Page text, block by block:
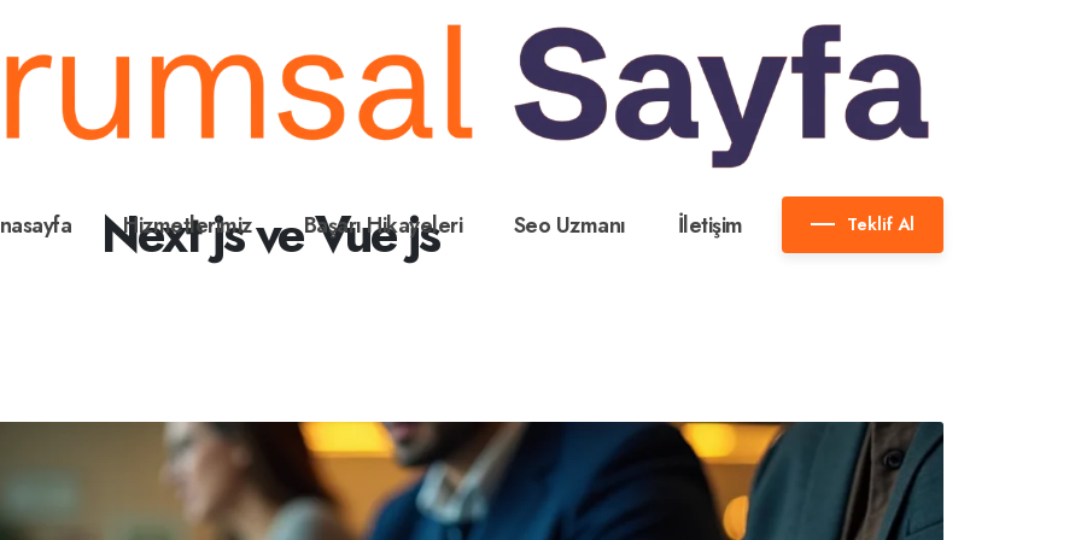
Hizmetlerimiz Başarı Hikayeleri Seo Uzmanı İletişim Teklif Al
Next js ve Vue js